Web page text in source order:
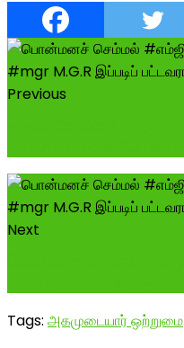
Previous
Next
Tags: அகமுடையார் ஒற்றுமை